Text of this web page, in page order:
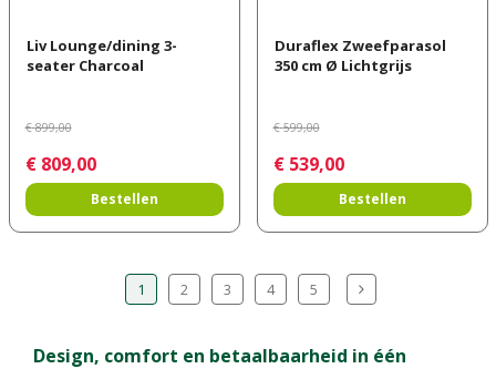
Liv Lounge/dining 3-
seater Charcoal
€ 899,00
€ 809,00
Bestellen
Duraflex Zweefparasol
350 cm Ø Lichtgrijs
€ 599,00
€ 539,00
Bestellen
1 2 3 4 5
Design, comfort en betaalbaarheid in één